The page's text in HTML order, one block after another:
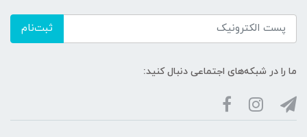
ثبت‌نام
ما را در شبکه‌های اجتماعی دنبال کنید: